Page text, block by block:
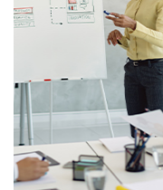
études/formation.
plusieurs Kits
financer plusieurs
bourses qui nous
des écoles, des
plus payantes
le site Web de